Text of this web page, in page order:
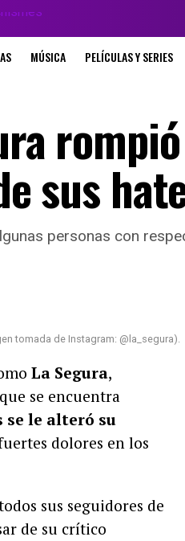
MÚSICA PELÍCULAS Y SERIES
sus
personas con
tomada de Instagram: @la_segura).
La Segura,
se encuentra
se le alteró su
dolores en los
sus seguidores de
de su crítico